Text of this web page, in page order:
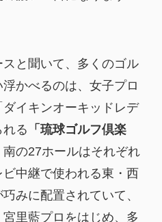
と聞いて、多くのゴル
かべるのは、女子プロ
イキンオーキッドレデ
れる 「琉球ゴルフ倶楽
の27ホールはそれぞれ
中継で使われる東・西
みに配置されていて、
里藍プロをはじめ、多